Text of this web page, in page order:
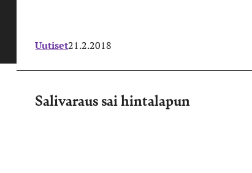
Uutiset21.2.2018
Salivaraus sai hintalapun